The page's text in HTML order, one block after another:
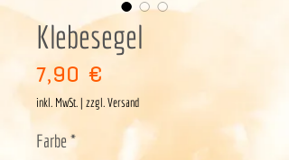
Klebesegel
7,90 €
inkl. MwSt. | zzgl. Versand
Farbe *